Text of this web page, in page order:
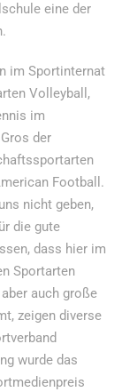
eine der
im Sportinternat
Volleyball,
im
der
Football.
nicht geben,
die gute
dass hier im
Sportarten
auch große
zeigen diverse
wurde das